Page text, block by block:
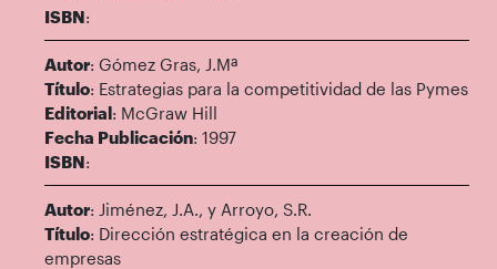
ISBN:
Autor: Gómez Gras, J.Mª
Título: Estrategias para la competitividad de las Pymes
Editorial: McGraw Hill
Fecha Publicación: 1997
ISBN:
Autor: Jiménez, J.A., y Arroyo, S.R.
Título: Dirección estratégica en la creación de
empresas